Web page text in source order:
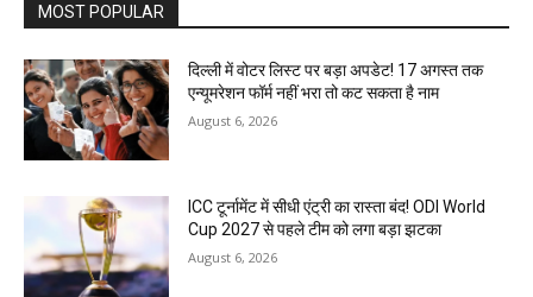
MOST POPULAR
दिल्ली में वोटर लिस्ट पर बड़ा अपडेट! 17 अगस्त तक
एन्यूमरेशन फॉर्म नहीं भरा तो कट सकता है नाम
August 6, 2026
ICC टूर्नामेंट में सीधी एंट्री का रास्ता बंद! ODI World
Cup 2027 से पहले टीम को लगा बड़ा झटका
August 6, 2026